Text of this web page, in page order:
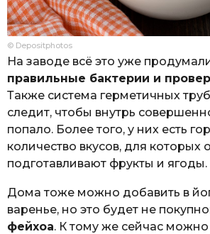
© Depositphotos
На заводе всё это уже
правильные бактерии и
Также система герметичных
следит, чтобы внутрь
попало. Более того, у них есть
количество вкусов, для которых
подготавливают фрукты и ягоды.
Дома тоже можно добавить в
варенье, но это будет не
фейхоа. К тому же сейчас можно